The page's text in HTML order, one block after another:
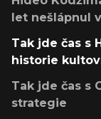
let nešlápnul
Tak jde čas s
historie
Tak jde čas s
strategie